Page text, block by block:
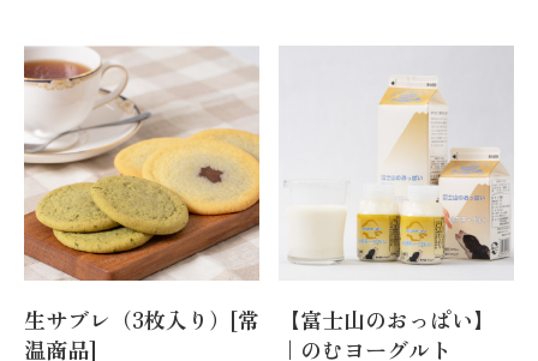
生サブレ（3枚入り）[常
温商品]
【富士山のおっぱい】
｜のむヨーグルト